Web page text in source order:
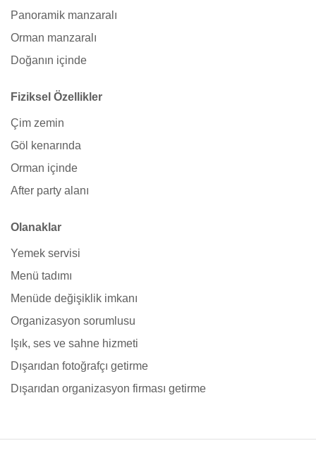
Panoramik manzaralı
Orman manzaralı
Doğanın içinde
Fiziksel Özellikler
Çim zemin
Göl kenarında
Orman içinde
After party alanı
Olanaklar
Yemek servisi
Menü tadımı
Menüde değişiklik imkanı
Organizasyon sorumlusu
Işık, ses ve sahne hizmeti
Dışarıdan fotoğrafçı getirme
Dışarıdan organizasyon firması getirme